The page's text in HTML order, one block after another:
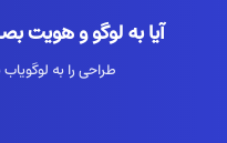
آیا به لوگو و هویت
طراحی را به